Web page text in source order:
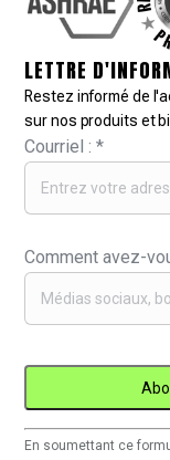
LETTRE
Restez informé de
sur nos produits et
Courriel :*
Comment avez-
Utilisation
En soumettant ce